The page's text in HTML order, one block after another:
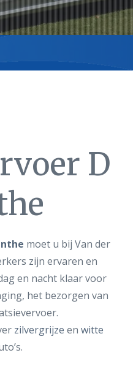
D
moet u bij Van der
zijn ervaren en
en nacht klaar voor
het bezorgen van
zilvergrijze en witte